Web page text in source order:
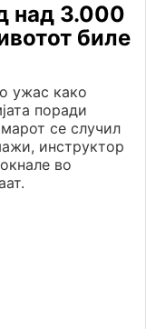
над 3.000
биле
ужас како
поради
се случил
инструктор
во